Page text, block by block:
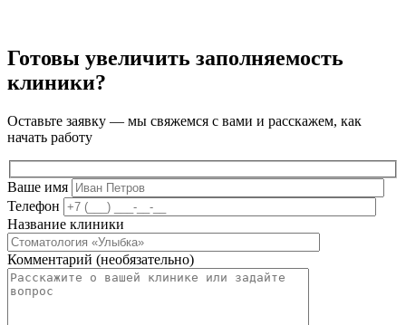
Готовы увеличить заполняемость
клиники?
Оставьте заявку — мы свяжемся с вами и расскажем, как
начать работу
Ваше имя
Телефон
Название клиники
Комментарий (необязательно)